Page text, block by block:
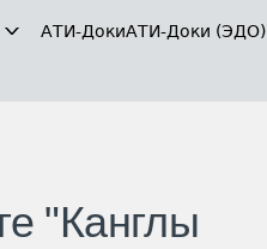
АТИ-ДокиАТИ-Доки (ЭДО)
"Канглы